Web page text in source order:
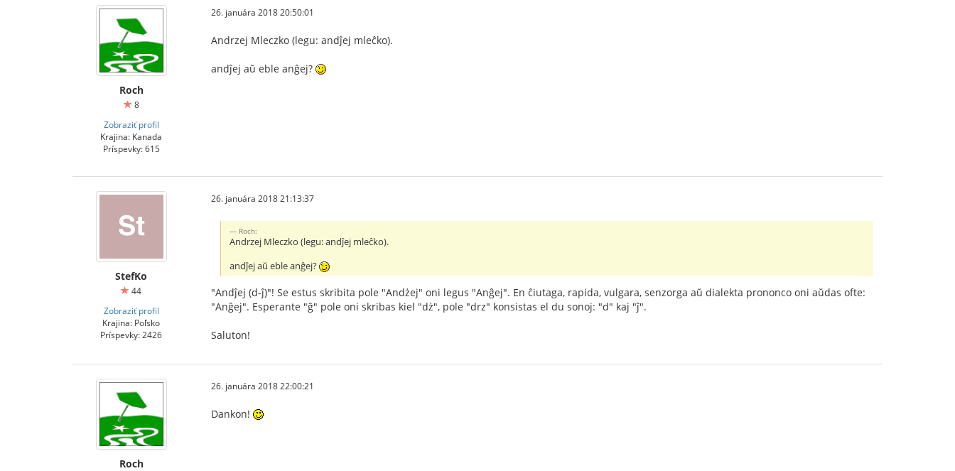
Roch
8
Zobraziť profil
Krajina: Kanada
Príspevky: 615
26. januára 2018 20:50:01
Andrzej Mleczko (legu: andĵej mleĉko).
andĵej aŭ eble anĝej?
StefKo
44
Zobraziť profil
Krajina: Poľsko
Príspevky: 2426
26. januára 2018 21:13:37
Roch:
Andrzej Mleczko (legu: andĵej mleĉko).
andĵej aŭ eble anĝej?
"Andĵej (d-ĵ)"! Se estus skribita pole "Andżej" oni legus "Anĝej". En ĉiutaga, rapida, vulgara, senzorga aŭ dialekta prononco oni aŭdas ofte:
"Anĝej". Esperante "ĝ" pole oni skribas kiel "dż", pole "drz" konsistas el du sonoj: "d" kaj "ĵ".
Saluton!
Roch
26. januára 2018 22:00:21
Dankon!